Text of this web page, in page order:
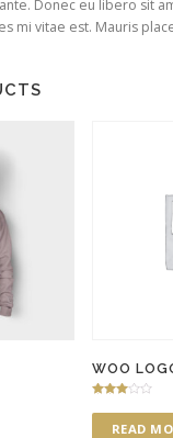
Donec eu libero sit
mi vitae est. Mauris
WOO
3.00
out of 5READ